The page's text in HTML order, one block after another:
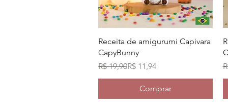
Visualização rápida
Receita de amigurumi Capivara
CapyBunny
Preço normal
R$ 19,90
Preço promocional
R$ 11,94
Comprar